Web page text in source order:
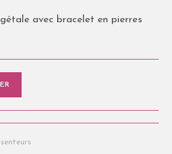
avec bracelet en pierres